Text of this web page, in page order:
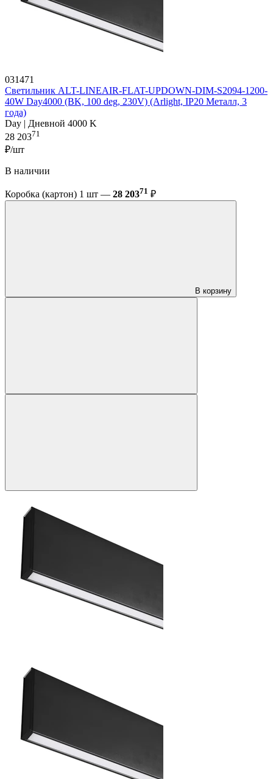
031471
Светильник ALT-LINEAIR-FLAT-UPDOWN-DIM-S2094-1200-
40W Day4000 (BK, 100 deg, 230V) (Arlight, IP20 Металл, 3
года)
Day | Дневной 4000 K
28 20371
₽/шт
В наличии
Коробка (картон) 1 шт — 28 20371 ₽
В корзину